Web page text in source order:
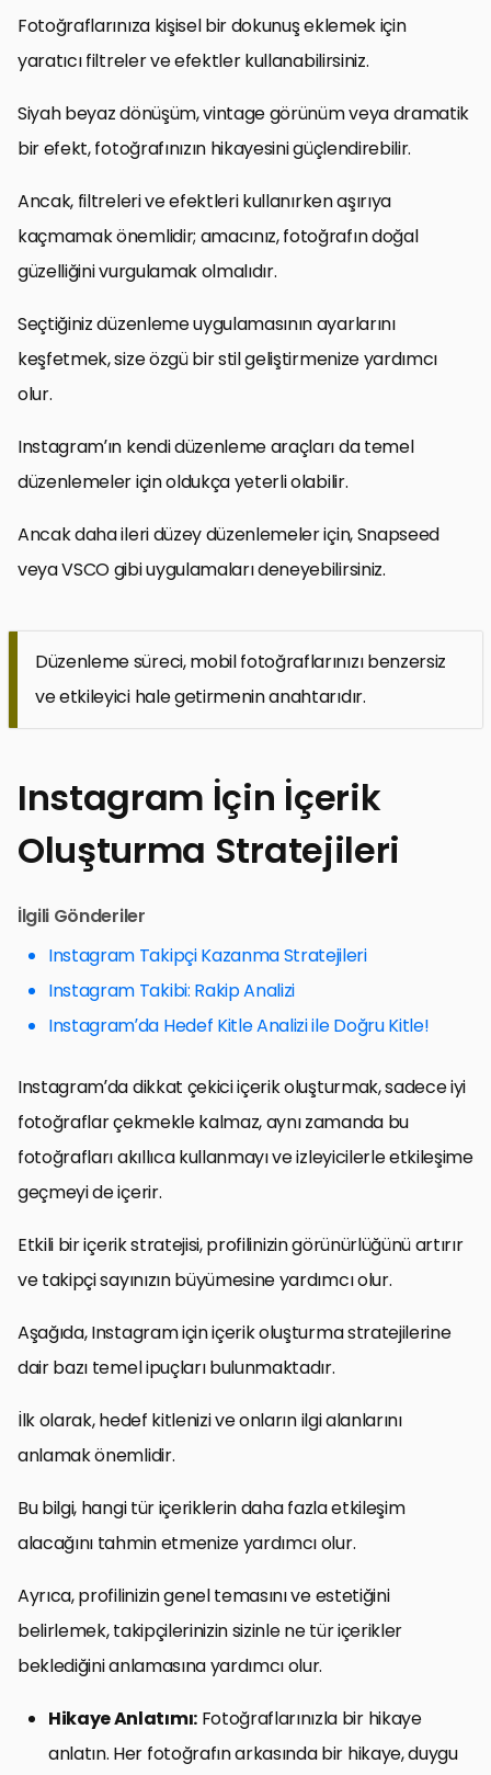
Fotoğraflarınıza kişisel bir dokunuş eklemek için
yaratıcı filtreler ve efektler kullanabilirsiniz.
Siyah beyaz dönüşüm, vintage görünüm veya dramatik
bir efekt, fotoğrafınızın hikayesini güçlendirebilir.
Ancak, filtreleri ve efektleri kullanırken aşırıya
kaçmamak önemlidir; amacınız, fotoğrafın doğal
güzelliğini vurgulamak olmalıdır.
Seçtiğiniz düzenleme uygulamasının ayarlarını
keşfetmek, size özgü bir stil geliştirmenize yardımcı
olur.
Instagram’ın kendi düzenleme araçları da temel
düzenlemeler için oldukça yeterli olabilir.
Ancak daha ileri düzey düzenlemeler için, Snapseed
veya VSCO gibi uygulamaları deneyebilirsiniz.
Düzenleme süreci, mobil fotoğraflarınızı benzersiz
ve etkileyici hale getirmenin anahtarıdır.
Instagram İçin İçerik
Oluşturma Stratejileri
İlgili Gönderiler
Instagram Takipçi Kazanma Stratejileri
Instagram Takibi: Rakip Analizi
Instagram’da Hedef Kitle Analizi ile Doğru Kitle!
Instagram’da dikkat çekici içerik oluşturmak, sadece iyi
fotoğraflar çekmekle kalmaz, aynı zamanda bu
fotoğrafları akıllıca kullanmayı ve izleyicilerle etkileşime
geçmeyi de içerir.
Etkili bir içerik stratejisi, profilinizin görünürlüğünü artırır
ve takipçi sayınızın büyümesine yardımcı olur.
Aşağıda, Instagram için içerik oluşturma stratejilerine
dair bazı temel ipuçları bulunmaktadır.
İlk olarak, hedef kitlenizi ve onların ilgi alanlarını
anlamak önemlidir.
Bu bilgi, hangi tür içeriklerin daha fazla etkileşim
alacağını tahmin etmenize yardımcı olur.
Ayrıca, profilinizin genel temasını ve estetiğini
belirlemek, takipçilerinizin sizinle ne tür içerikler
beklediğini anlamasına yardımcı olur.
Hikaye Anlatımı:Fotoğraflarınızla bir hikaye
anlatın. Her fotoğrafın arkasında bir hikaye, duygu